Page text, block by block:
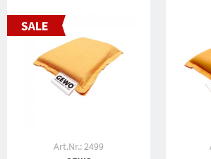
Art.Nr.: 2499